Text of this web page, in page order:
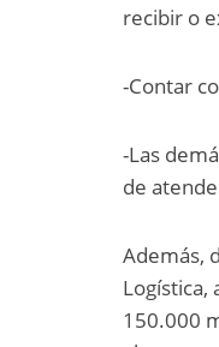
recibir o
-Contar
-Las
de
Además,
Logística,
150.000